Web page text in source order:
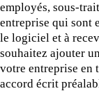
employés, sous-
entreprise qui sont
le logiciel et à
souhaitez ajouter
votre entreprise en
accord écrit